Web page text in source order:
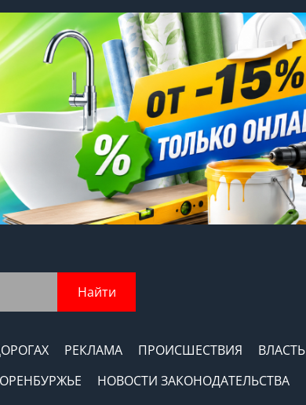
Найти
РЕКЛАМА ПРОИСШЕСТВИЯ
ВЛАСТЬ
ОРЕНБУРЖЬЕ
НОВОСТИ ЗАКОНОДАТЕЛЬСТВА